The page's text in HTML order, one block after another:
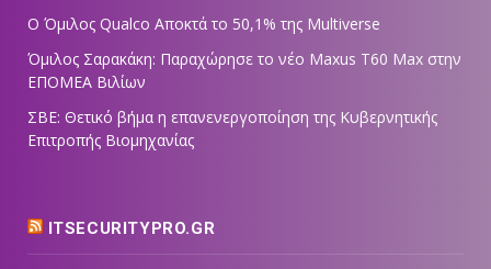
Ο Όμιλος Qualco Αποκτά το 50,1% της Multiverse
Όμιλος Σαρακάκη: Παραχώρησε το νέο Maxus T60 Max στην
ΕΠΟΜΕΑ Βιλίων
ΣΒΕ: Θετικό βήμα η επανενεργοποίηση της Κυβερνητικής
Επιτροπής Βιομηχανίας
ITSECURITYPRO.GR